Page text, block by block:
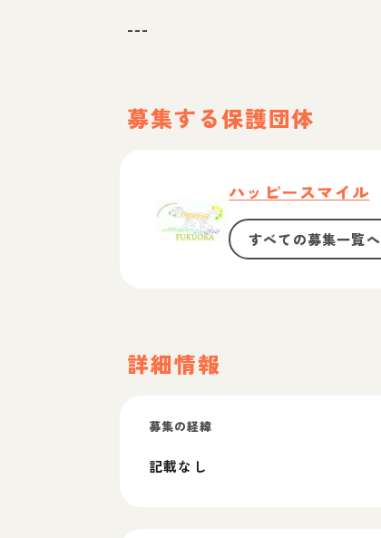
---
募集する保護団体
ハッピースマイル
すべての募集一覧へ
詳細情報
募集の経緯
記載なし